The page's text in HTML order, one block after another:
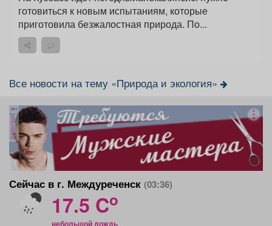
готовиться к новым испытаниям, которые
приготовила безжалостная природа. По...
Все новости на тему «Природа и экология»
реклама
Сейчас в г. Междуреченск (03:36)
17.5 Co
небольшой дождь